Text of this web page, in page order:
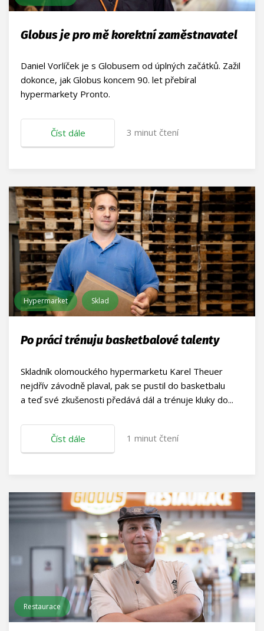
Globus je pro mě korektní zaměstnavatel
Daniel Vorlíček je s Globusem od úplných začátků. Zažil
dokonce, jak Globus koncem 90. let přebíral
hypermarkety Pronto.
Číst dále 3 minut čtení
Hypermarket Sklad
Po práci trénuju basketbalové talenty
Skladník olomouckého hypermarketu Karel Theuer
nejdřív závodně plaval, pak se pustil do basketbalu
a teď své zkušenosti předává dál a trénuje kluky do...
Číst dále 1 minut čtení
Restaurace